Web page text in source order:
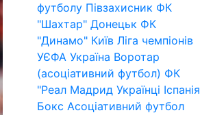
футболу Півзахисник ФК
"Шахтар" Донецьк ФК
"Динамо" Київ Ліга чемпіонів
УЄФА Україна Воротар
(асоціативний футбол) ФК
"Реал Мадрид Українці Іспанія
Бокс Асоціативний футбол